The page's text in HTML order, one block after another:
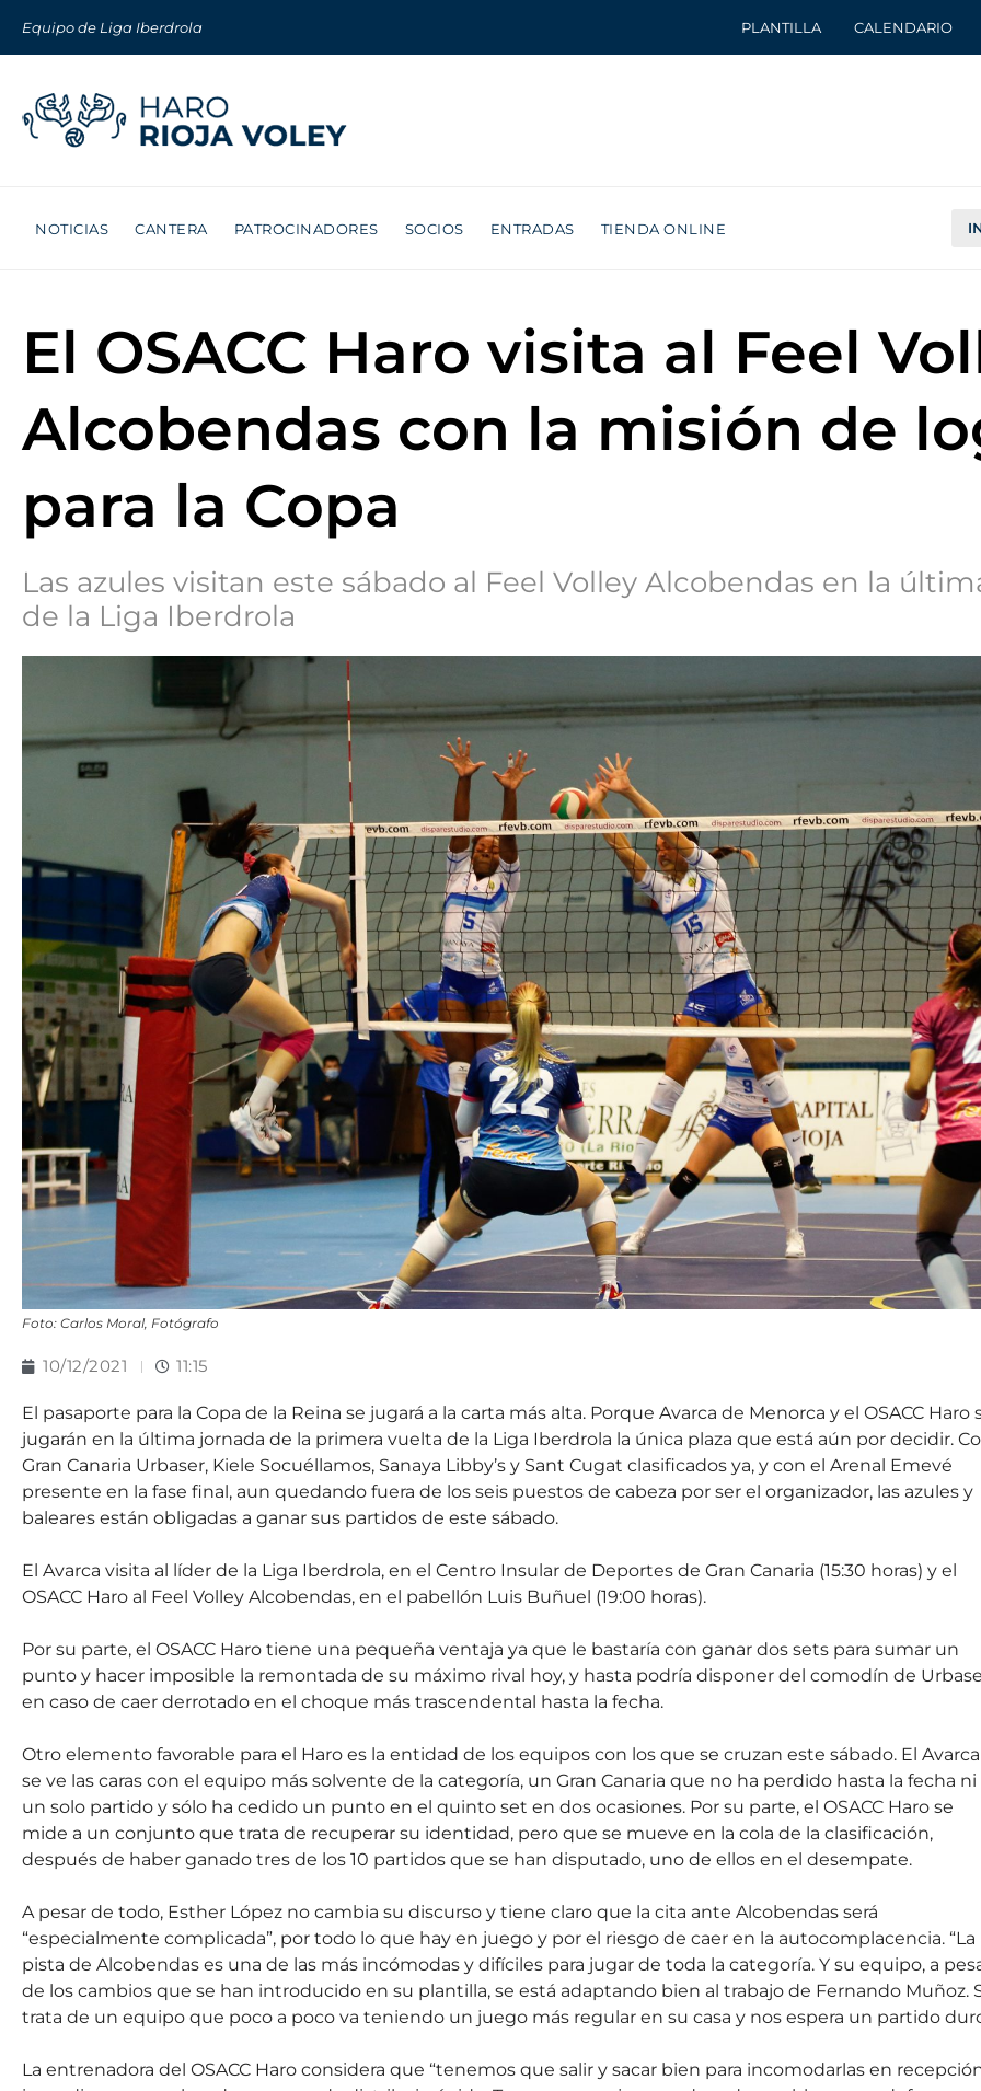
Equipo de Liga Iberdrola PLANTILLA CALENDARIO
NOTICIAS CANTERA PATROCINADORES SOCIOS ENTRADAS TIENDA ONLINE
El OSACC Haro visita al Feel
Alcobendas con la misión de
para la Copa
Las azules visitan este sábado al Feel Volley Alcobendas en la
de la Liga Iberdrola
Foto: Carlos Moral, Fotógrafo
10/12/2021 11:15
El pasaporte para la Copa de la Reina se jugará a la carta más alta. Porque Avarca de Menorca y el OSACC Haro
jugarán en la última jornada de la primera vuelta de la Liga Iberdrola la única plaza que está aún por decidir.
Gran Canaria Urbaser, Kiele Socuéllamos, Sanaya Libby’s y Sant Cugat clasificados ya, y con el Arenal Emevé
presente en la fase final, aun quedando fuera de los seis puestos de cabeza por ser el organizador, las azules y
baleares están obligadas a ganar sus partidos de este sábado.
El Avarca visita al líder de la Liga Iberdrola, en el Centro Insular de Deportes de Gran Canaria (15:30 horas) y el
OSACC Haro al Feel Volley Alcobendas, en el pabellón Luis Buñuel (19:00 horas).
Por su parte, el OSACC Haro tiene una pequeña ventaja ya que le bastaría con ganar dos sets para sumar un
punto y hacer imposible la remontada de su máximo rival hoy, y hasta podría disponer del comodín de
en caso de caer derrotado en el choque más trascendental hasta la fecha.
Otro elemento favorable para el Haro es la entidad de los equipos con los que se cruzan este sábado. El Avarca
se ve las caras con el equipo más solvente de la categoría, un Gran Canaria que no ha perdido hasta la fecha ni
un solo partido y sólo ha cedido un punto en el quinto set en dos ocasiones. Por su parte, el OSACC Haro se
mide a un conjunto que trata de recuperar su identidad, pero que se mueve en la cola de la clasificación,
después de haber ganado tres de los 10 partidos que se han disputado, uno de ellos en el desempate.
A pesar de todo, Esther López no cambia su discurso y tiene claro que la cita ante Alcobendas será
“especialmente complicada”, por todo lo que hay en juego y por el riesgo de caer en la autocomplacencia. “La
pista de Alcobendas es una de las más incómodas y difíciles para jugar de toda la categoría. Y su equipo, a
de los cambios que se han introducido en su plantilla, se está adaptando bien al trabajo de Fernando Muñoz.
trata de un equipo que poco a poco va teniendo un juego más regular en su casa y nos espera un partido
La entrenadora del OSACC Haro considera que “tenemos que salir y sacar bien para incomodarlas en